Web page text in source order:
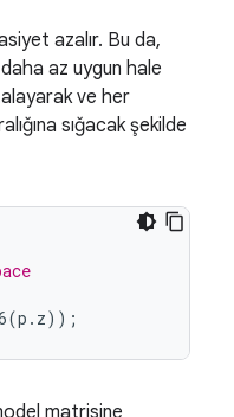
azalır. Bu da,
az uygun hale
ve her
sığacak şekilde
(p . z));